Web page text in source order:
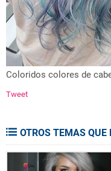
Coloridos colores de
Tweet
OTROS TEMAS QUE